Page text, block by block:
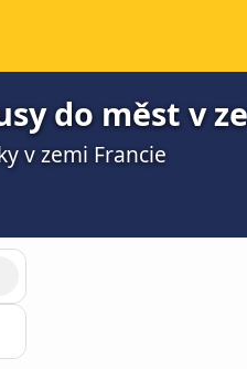
do měst v
v zemi Francie